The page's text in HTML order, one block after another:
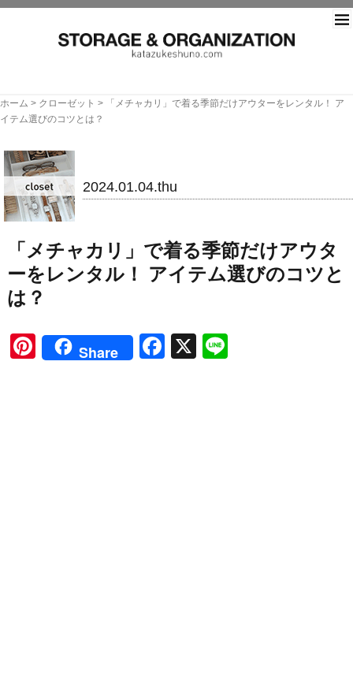
ホーム > クローゼット >
「メチャカリ」で着る季節だけアウターをレンタル！ ア
イテム選びのコツとは？
2024.01.04.thu
「メチャカリ」で着る季節だけアウタ
ーをレンタル！ アイテム選びのコツと
は？
Pinterest
Share Facebook
X